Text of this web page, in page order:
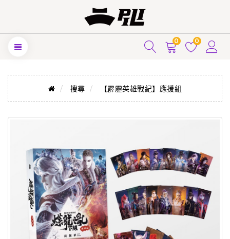
0 0
搜尋 【霹靂英雄戰紀】應援組